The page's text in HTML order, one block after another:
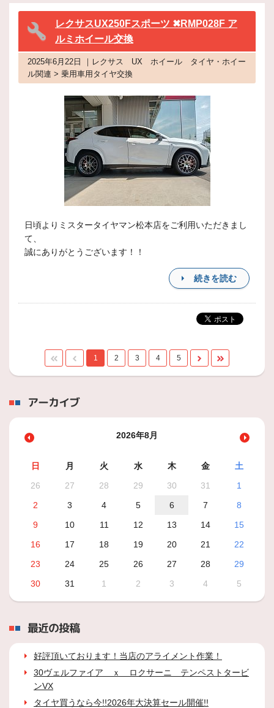
レクサスUX250Fスポーツ ✖RMP028F ア
ルミホイール交換
2025年6月22日 ｜レクサス UX ホイール タイヤ・ホイー
ル関連 > 乗用車用タイヤ交換
日頃よりミスタータイヤマン松本店をご利用いただきまし
て、
誠にありがとうございます！！
続きを読む
1 2 3 4 5
アーカイブ
2026年8月
日 月 火 水 木 金
土
26
27 28 29 30 31
1
2
3 4 5 6 7
8
9
10 11 12 13 14
15
16
17 18 19 20 21
22
23
24 25 26 27 28
29
30
31 1 2 3 4 5
最近の投稿
好評頂いております！当店のアライメント作業！
30ヴェルファイア ｘ ロクサーニ テンペストタービ
ンVX
タイヤ買うなら今!!2026年大決算セール開催!!